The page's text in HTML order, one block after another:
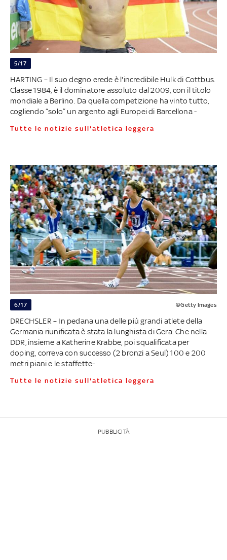
5/17
HARTING – Il suo degno erede è l'incredibile Hulk di Cottbus.
Classe 1984, è il dominatore assoluto dal 2009, con il titolo
mondiale a Berlino. Da quella competizione ha vinto tutto,
cogliendo “solo” un argento agli Europei di Barcellona -
Tutte le notizie sull'atletica leggera
6/17 ©Getty Images
DRECHSLER – In pedana una delle più grandi atlete della
Germania riunificata è stata la lunghista di Gera. Che nella
DDR, insieme a Katherine Krabbe, poi squalificata per
doping, correva con successo (2 bronzi a Seul) 100 e 200
metri piani e le staffette-
Tutte le notizie sull'atletica leggera
PUBBLICITÀ